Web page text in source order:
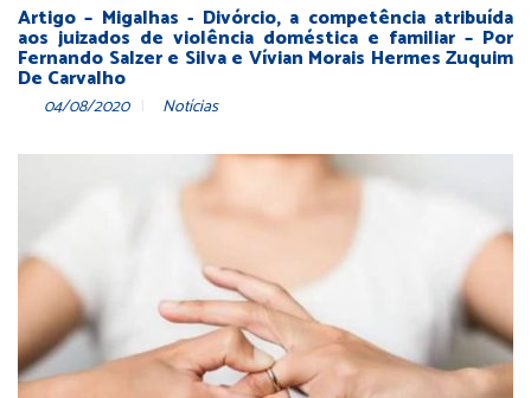
Artigo – Migalhas - Divórcio, a competência atribuída
aos juizados de violência doméstica e familiar – Por
Fernando Salzer e Silva e Vívian Morais Hermes Zuquim
De Carvalho
04/08/2020 Notícias